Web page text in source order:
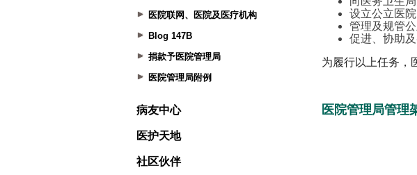
医院联网、医院及医疗机构
Blog 147B
捐款予医院管理局
医院管理局附例
病友中心
医护天地
社区伙伴